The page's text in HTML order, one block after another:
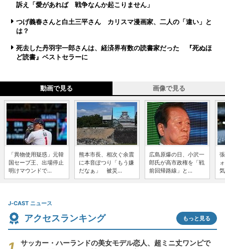
訴え「愛があれば 戦争なんか起こりません」
つげ義春さんと白土三平さん カリスマ漫画家、二人の「違い」と
は？
死去した丹羽宇一郎さんは、経済界有数の読書家だった 『死ぬほ
ど読書』ベストセラーに
動画で見る 画像で見る
「異物使用疑惑」元韓
国セーブ王、出場停止
明けマウンドで...
熊本市長、相次ぐ余震
に本音ぽつり「もう嫌
だなぁ」 被災...
広島原爆の日、小沢一
郎氏が高市政権を「戦
前回帰路線」と...
J-CAST ニュース
アクセスランキング もっと見る
サッカー・ハーランドの美女モデル恋人、超ミニ丈ワンピで